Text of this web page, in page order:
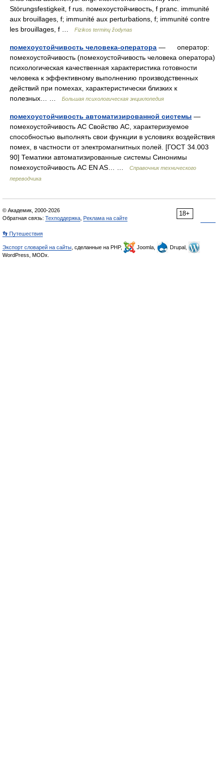
Störungsfestigkeit, f rus. помехоустойчивость, f pranc. immunité
aux brouillages, f; immunité aux perturbations, f; immunité contre
les brouillages, f …
Fizikos terminų žodynas
помехоустойчивость человека-оператора — оператор:
помехоустойчивость (помехоустойчивость человека оператора)
психологическая качественная характеристика готовности
человека к эффективному выполнению производственных
действий при помехах, характеристически близких к
полезных… …
Большая психологическая энциклопедия
помехоустойчивость автоматизированной системы —
помехоустойчивость АС Свойство АС, характеризуемое
способностью выполнять свои функции в условиях воздействия
помех, в частности от электромагнитных полей. [ГОСТ 34.003
90] Тематики автоматизированные системы Синонимы
помехоустойчивость АС EN AS… …
Справочник технического
переводчика
18+
© Академик, 2000-2026
Обратная связь: Техподдержка Реклама на сайте
👣 Путешествия
Экспорт словарей на сайты , сделанные на PHP, Joomla,
Drupal,
WordPress, MODx.